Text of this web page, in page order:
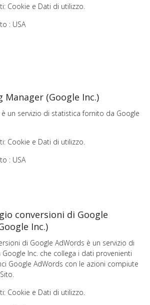
Cookie e Dati di utilizzo.
: USA
Manager (Google Inc.)
è un servizio di statistica fornito da Google
Cookie e Dati di utilizzo.
: USA
conversioni di Google
Inc.)
di Google AdWords è un servizio di
Inc. che collega i dati provenienti
Google AdWords con le azioni compiute
Cookie e Dati di utilizzo.